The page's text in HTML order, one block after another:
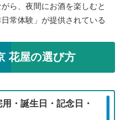
ら、夜間にお酒を楽しむと
常体験」が提供されている
花屋の選び方
・誕生日・記念日・